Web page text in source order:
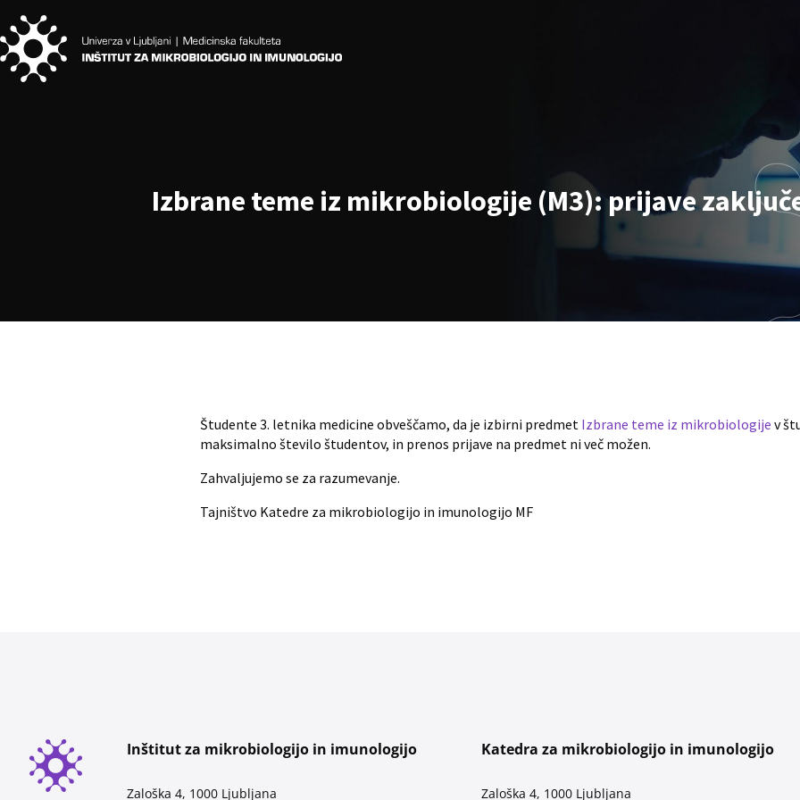
Izbrane teme iz mikrobiologije (M3): prijave
Študente 3. letnika medicine obveščamo, da je izbirni predmet Izbrane teme iz mikrobiologije v
maksimalno število študentov, in prenos prijave na predmet ni več možen.
Zahvaljujemo se za razumevanje.
Tajništvo Katedre za mikrobiologijo in imunologijo MF
Inštitut za mikrobiologijo in imunologijo
Zaloška 4, 1000 Ljubljana
Katedra za mikrobiologijo in imunologijo
Zaloška 4, 1000 Ljubljana